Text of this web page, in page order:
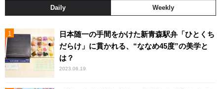
Daily Weekly
日本随一の手間をかけた新青森駅弁「ひとくち
だらけ」に貫かれる、“ななめ45度”の美学と
は？
2023.06.19